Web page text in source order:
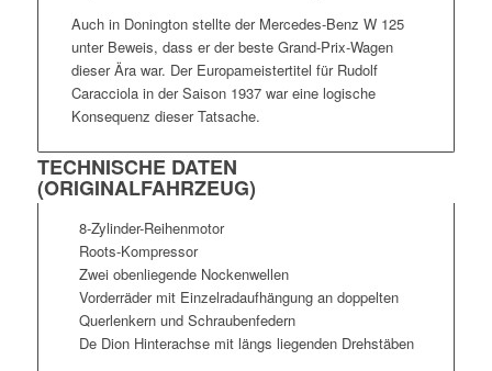
Auch in Donington stellte der Mercedes-Benz W 125
unter Beweis, dass er der beste Grand-Prix-Wagen
dieser Ära war. Der Europameistertitel für Rudolf
Caracciola in der Saison 1937 war eine logische
Konsequenz dieser Tatsache.
TECHNISCHE DATEN
(ORIGINALFAHRZEUG)
8-Zylinder-Reihenmotor
Roots-Kompressor
Zwei obenliegende Nockenwellen
Vorderräder mit Einzelradaufhängung an doppelten
Querlenkern und Schraubenfedern
De Dion Hinterachse mit längs liegenden Drehstäben